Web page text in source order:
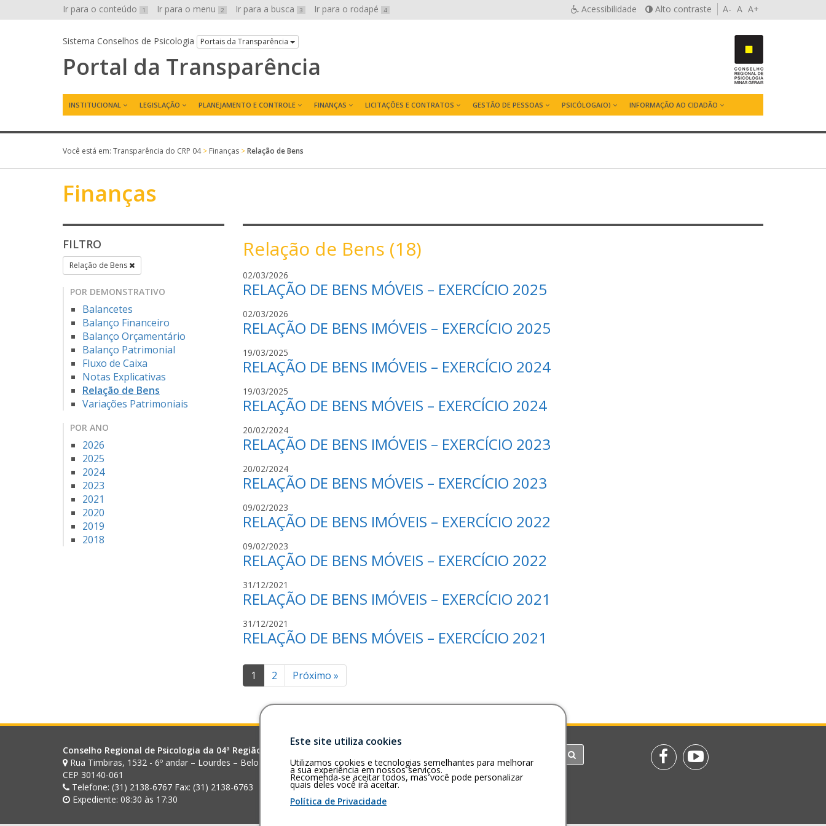
Ir para o conteúdo 1 Ir para o menu 2 Ir para a busca 3 Ir para o rodapé 4 Acessibilidade Alto contraste A- A A+
Sistema Conselhos de Psicologia Portais da Transparência
Portal da Transparência
INSTITUCIONAL LEGISLAÇÃO PLANEJAMENTO E CONTROLE FINANÇAS LICITAÇÕES E CONTRATOS GESTÃO DE PESSOAS PSICÓLOGA(O) INFORMAÇÃO AO CIDADÃO
Você está em: Transparência do CRP 04> Finanças >Relação de Bens
Finanças
FILTRO
Relação de Bens
POR DEMONSTRATIVO
Balancetes
Balanço Financeiro
Balanço Orçamentário
Balanço Patrimonial
Fluxo de Caixa
Notas Explicativas
Relação de Bens
Variações Patrimoniais
POR ANO
2026
2025
2024
2023
2021
2020
2019
2018
Relação de Bens (18)
02/03/2026J
S
S
O
R
I
H
O
RELAÇÃO DE BENS MÓVEIS – EXERCÍCIO 2025
02/03/2026J
S
S
O
R
I
H
O
RELAÇÃO DE BENS IMÓVEIS – EXERCÍCIO 2025
19/03/2025J
S
S
O
R
I
H
O
RELAÇÃO DE BENS IMÓVEIS – EXERCÍCIO 2024
19/03/2025J
S
S
O
R
I
H
O
RELAÇÃO DE BENS MÓVEIS – EXERCÍCIO 2024
20/02/2024J
S
S
O
R
I
H
O
RELAÇÃO DE BENS IMÓVEIS – EXERCÍCIO 2023
20/02/2024J
S
S
O
R
I
H
O
RELAÇÃO DE BENS MÓVEIS – EXERCÍCIO 2023
09/02/2023J
S
S
O
I
H
O
RELAÇÃO DE BENS IMÓVEIS – EXERCÍCIO 2022
09/02/2023J
S
O
I
H
O
RELAÇÃO DE BENS MÓVEIS – EXERCÍCIO 2022
31/12/2021
S
O
R
H
RELAÇÃO DE BENS IMÓVEIS – EXERCÍCIO 2021
31/12/2021
S
S
O
B
R
H
O
RELAÇÃO DE BENS MÓVEIS – EXERCÍCIO 2021
Paginação
de
posts
1 2 Próximo »
Conselho Regional de Psicologia da 04ª Região (MG)
Rua Timbiras, 1532 - 6º andar – Lourdes – Belo Horizonte – MG –
CEP 30140-061
Telefone: (31) 2138-6767 Fax: (31) 2138-6763
Expediente: 08:30 às 17:30
Este site utiliza cookies
Utilizamos cookies e tecnologias semelhantes para melhorar
a sua experiência em nossos serviços.
Recomenda-se aceitar todos, mas você pode personalizar
quais deles você irá aceitar.
Política de Privacidade